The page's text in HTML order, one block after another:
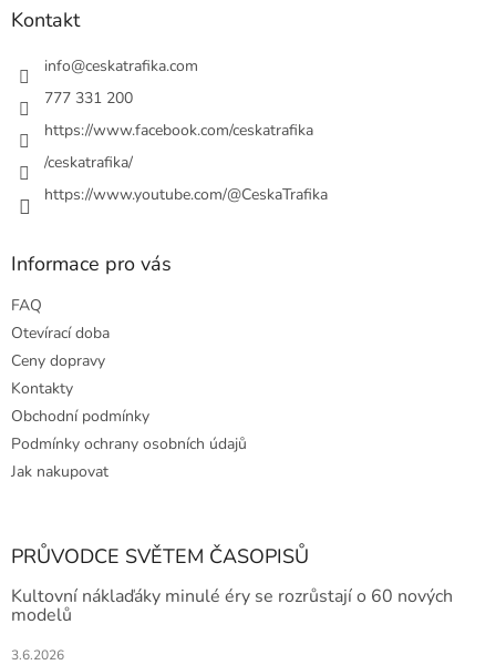
Kontakt
info@ceskatrafika.com
777 331 200
https://www.facebook.com/ceskatrafika
/ceskatrafika/
https://www.youtube.com/@CeskaTrafika
Informace pro vás
FAQ
Otevírací doba
Ceny dopravy
Kontakty
Obchodní podmínky
Podmínky ochrany osobních údajů
Jak nakupovat
PRŮVODCE SVĚTEM ČASOPISŮ
Kultovní náklaďáky minulé éry se rozrůstají o 60 nových
modelů
3.6.2026